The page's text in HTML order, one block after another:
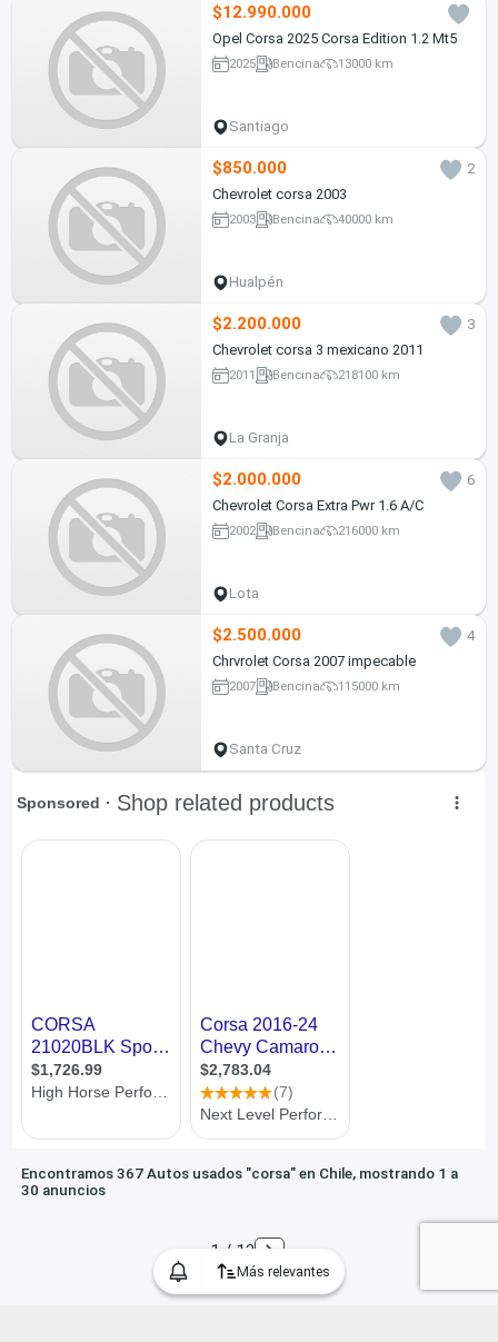
Más relevantes
$12.990.000
Opel Corsa 2025 Corsa Edition 1.2 Mt5
2025 Bencina 13000 km
Santiago
$850.000
2
Chevrolet corsa 2003
2003 Bencina 40000 km
Hualpén
$2.200.000
3
Chevrolet corsa 3 mexicano 2011
2011 Bencina 218100 km
La Granja
$2.000.000
6
Chevrolet Corsa Extra Pwr 1.6 A/C
2002 Bencina 216000 km
Lota
$2.500.000
4
Chrvrolet Corsa 2007 impecable
2007 Bencina 115000 km
Santa Cruz
Encontramos 367 Autos usados "corsa" en Chile, mostrando 1 a
30 anuncios
1 / 13